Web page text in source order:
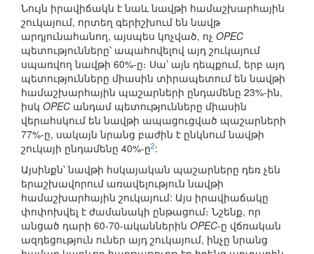
Նույն իրավիճակն է նաև նավթի համաշխարհային
շուկայում, որտեղ գերիշխում են նավթ
արդյունահանող, այսպես կոչված, ոչ OPEC
պետությունները՝ ապահովելով այդ շուկայում
սպառվող նավթի 60%-ը։ Սա՝ այն դեպքում, երբ այդ
պետությունները միասին տիրապետում են նավթի
համաշխարհային պաշարների ընդամենը 23%-ին,
իսկ OPEC անդամ պետությունները միասին
վերահսկում են նավթի ապացուցված պաշարների
77%-ը, սակայն նրանց բաժին է ընկնում նավթի
շուկայի ընդամենը 40%-ը2:
Այսինքն՝ նավթի հսկայական պաշարները դեռ չեն
երաշխավորում առավելություն նավթի
համաշխարհային շուկայում: Այս իրավիաճակը
փոփոխվել է ժամանակի ընթացում։ Նշենք, որ
անցած դարի 60-70-ականներին OPEC-ը վճռական
ազդեցություն ուներ այդ շուկայում, ինչը նրանց